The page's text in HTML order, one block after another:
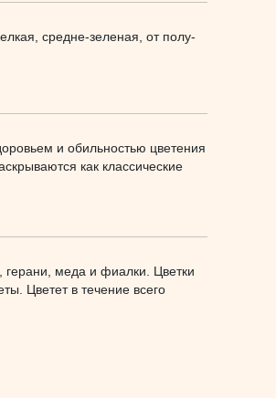
средне-зеленая, от полу-
и обильностью цветения
как классические
меда и фиалки. Цветки
Цветет в течение всего